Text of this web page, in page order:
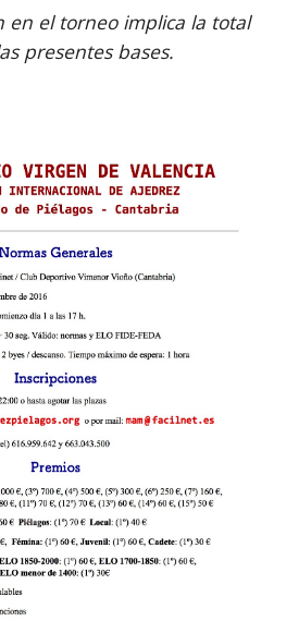
en el torneo implica la total
presentes bases.